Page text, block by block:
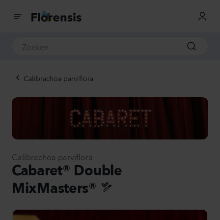
Calibrachoa parviflora
Calibrachoa parviflora
Cabaret® Double
MixMasters®